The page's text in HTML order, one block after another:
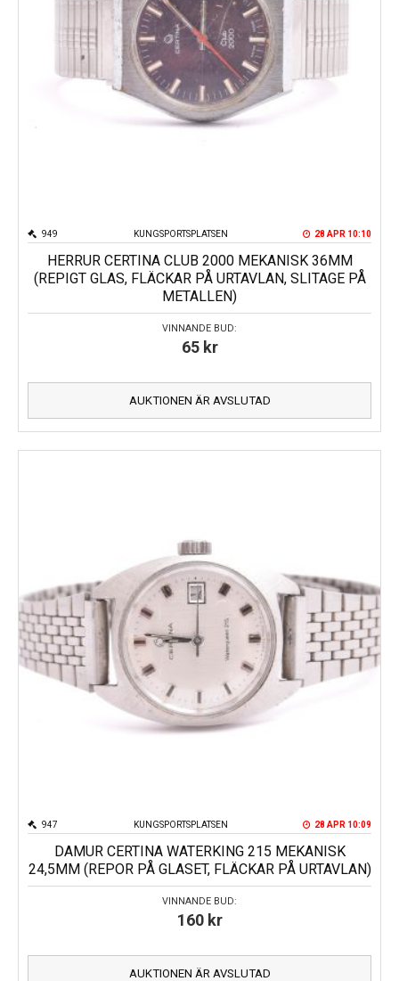
KUNGSPORTSPLATSEN
949 28 APR 10:10
HERRUR CERTINA CLUB 2000 MEKANISK 36MM
(REPIGT GLAS, FLÄCKAR PÅ URTAVLAN, SLITAGE PÅ
METALLEN)
VINNANDE BUD:
65 kr
AUKTIONEN ÄR AVSLUTAD
KUNGSPORTSPLATSEN
947 28 APR 10:09
DAMUR CERTINA WATERKING 215 MEKANISK
24,5MM (REPOR PÅ GLASET, FLÄCKAR PÅ URTAVLAN)
VINNANDE BUD:
160 kr
AUKTIONEN ÄR AVSLUTAD